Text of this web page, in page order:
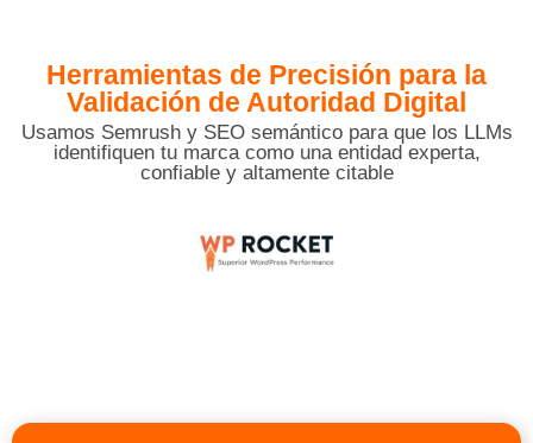
Herramientas de Precisión para la
Validación de Autoridad Digital
Usamos Semrush y SEO semántico para que los LLMs
identifiquen tu marca como una entidad experta,
confiable y altamente citable